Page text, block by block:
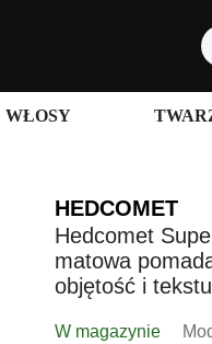
WŁOSY
HEDCOMET
Hedcomet
matowa
objętość i
W magazynie